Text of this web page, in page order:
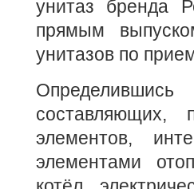
унитаз бренда
прямым
унитазов по
составляющих,
элементов,
элементами